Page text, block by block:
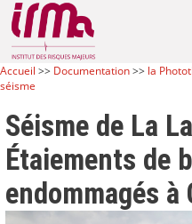
Accueil >> Documentation>> la
séisme
Séisme de La
Étaiements de
endommagés à